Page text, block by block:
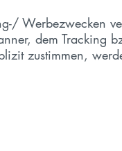
Werbezwecken
dem Tracking
zustimmen,